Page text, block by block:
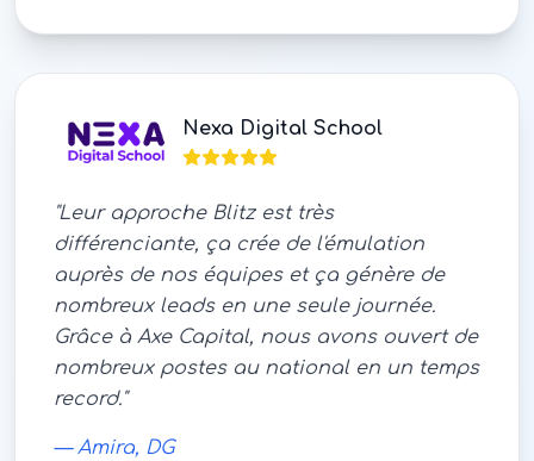
Nexa Digital School
"Leur approche Blitz est très
différenciante, ça crée de l'émulation
auprès de nos équipes et ça génère de
nombreux leads en une seule journée.
Grâce à Axe Capital, nous avons ouvert de
nombreux postes au national en un temps
record."
—Amira, DG